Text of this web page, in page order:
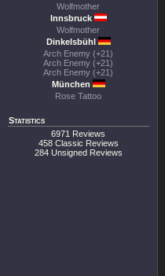
Wolfmother
Innsbruck
Wolfmother
Dinkelsbühl
Arch Enemy (+21)
Arch Enemy (+21)
Arch Enemy (+21)
München
Rose Tattoo
Statistics
6971 Reviews
458 Classic Reviews
284 Unsigned Reviews